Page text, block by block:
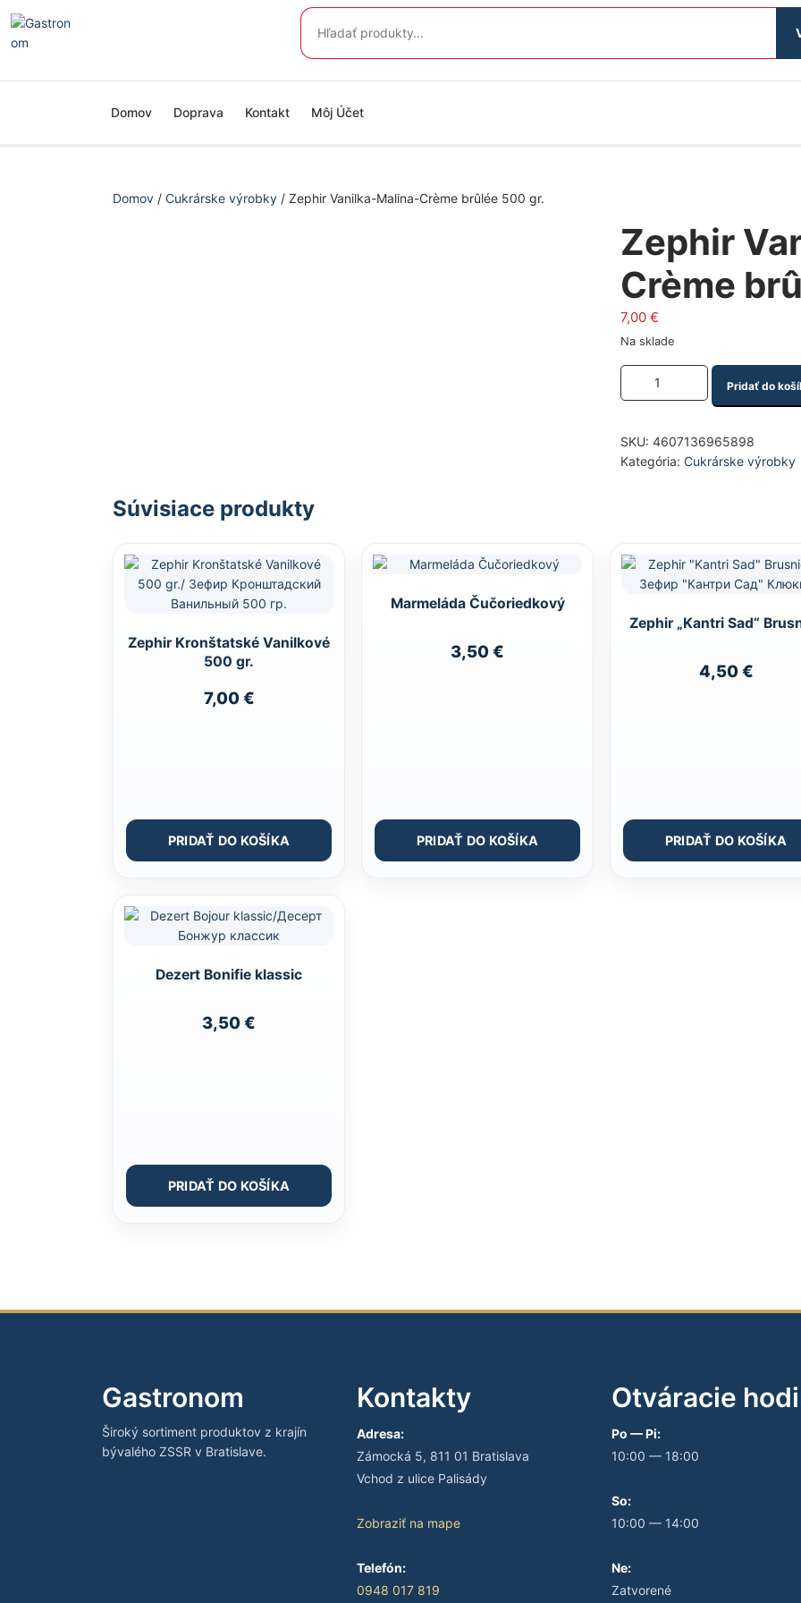
na
obsah
Hľadať:
Domov Doprava Kontakt Môj Účet
Domov / Cukrárske výrobky / Zephir Vanilka-Malina-Crème brûlée 500 gr.
Zephir
Crème
7,00 €
Na sklade
Množstvo produktu
Pridať do
SKU: 4607136965898
Kategória: Cukrárske výrobky
Súvisiace produkty
Zephir Kronštatské Vanilkové
500 gr.
7,00€
PRIDAŤ DO KOŠÍKA
Marmeláda Čučoriedkový
3,50€
PRIDAŤ DO KOŠÍKA
Zephir „Kantri Sad“
4,50€
PRIDAŤ DO KOŠÍKA
Dezert Bonifie klassic
3,50€
PRIDAŤ DO KOŠÍKA
Gastronom
Široký sortiment produktov z krajín
bývalého ZSSR v Bratislave.
Kontakty
Adresa:
Zámocká 5, 811 01 Bratislava
Vchod z ulice Palisády
Zobraziť na mape
Telefón:
0948 017 819
Otváracie
Po — Pi:
10:00 — 18:00
So:
10:00 — 14:00
Ne:
Zatvorené